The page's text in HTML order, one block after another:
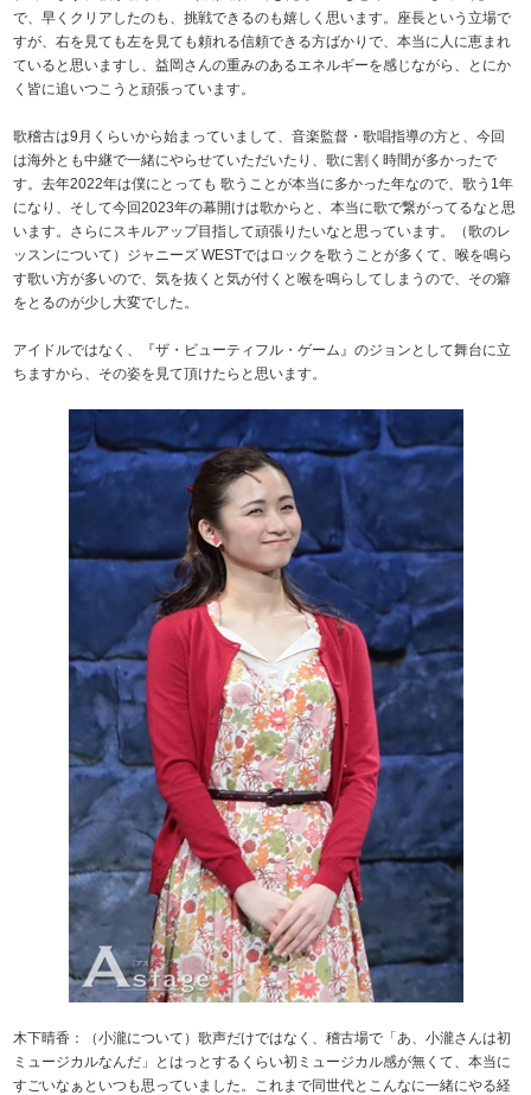
で、早くクリアしたのも、挑戦できるのも嬉しく思います。座長という立場で
すが、右を見ても左を見ても頼れる信頼できる方ばかりで、本当に人に恵まれ
ていると思いますし、益岡さんの重みのあるエネルギーを感じながら、とにか
く皆に追いつこうと頑張っています。
歌稽古は9月くらいから始まっていまして、音楽監督・歌唱指導の方と、今回
は海外とも中継で一緒にやらせていただいたり、歌に割く時間が多かったで
す。去年2022年は僕にとっても 歌うことが本当に多かった年なので、歌う1年
になり、そして今回2023年の幕開けは歌からと、本当に歌で繋がってるなと思
います。さらにスキルアップ目指して頑張りたいなと思っています。（歌のレ
ッスンについて）ジャニーズ WESTではロックを歌うことが多くて、喉を鳴ら
す歌い方が多いので、気を抜くと気が付くと喉を鳴らしてしまうので、その癖
をとるのが少し大変でした。
アイドルではなく、『ザ・ビューティフル・ゲーム』のジョンとして舞台に立
ちますから、その姿を見て頂けたらと思います。
木下晴香：（小瀧について）歌声だけではなく、稽古場で「あ、小瀧さんは初
ミュージカルなんだ」とはっとするくらい初ミュージカル感が無くて、本当に
すごいなぁといつも思っていました。これまで同世代とこんなに一緒にやる経